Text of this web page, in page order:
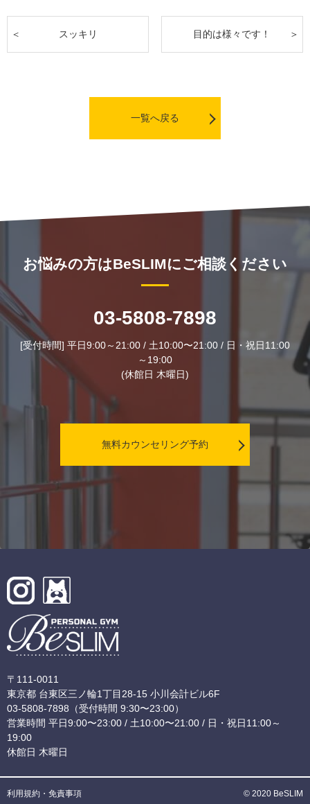
スッキリ 目的は様々です！
一覧へ戻る
お悩みの方はBeSLIMにご相談ください
03-5808-7898
[受付時間] 平日9:00～21:00 / 土10:00〜21:00 / 日・祝日11:00
～19:00
(休館日 木曜日)
無料カウンセリング予約
〒111-0011
東京都 台東区三ノ輪1丁目28-15 小川会計ビル6F
03-5808-7898 （受付時間 9:30〜23:00）
営業時間 平日9:00〜23:00 / 土10:00〜21:00 / 日・祝日11:00～
19:00
休館日 木曜日
利用規約・免責事項 © 2020 BeSLIM